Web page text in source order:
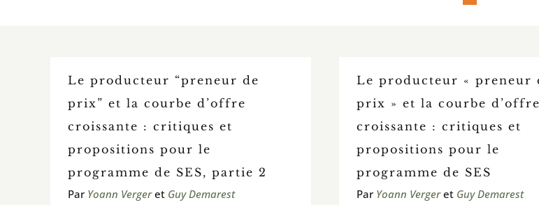
Le producteur “preneur de
prix” et la courbe d’offre
croissante : critiques et
propositions pour le
programme de SES, partie 2
Par Yoann Vergeret Guy Demarest
Le producteur « preneur
prix » et la courbe d’offre
croissante : critiques et
propositions pour le
programme de SES
Par Yoann Vergeret Guy Demarest